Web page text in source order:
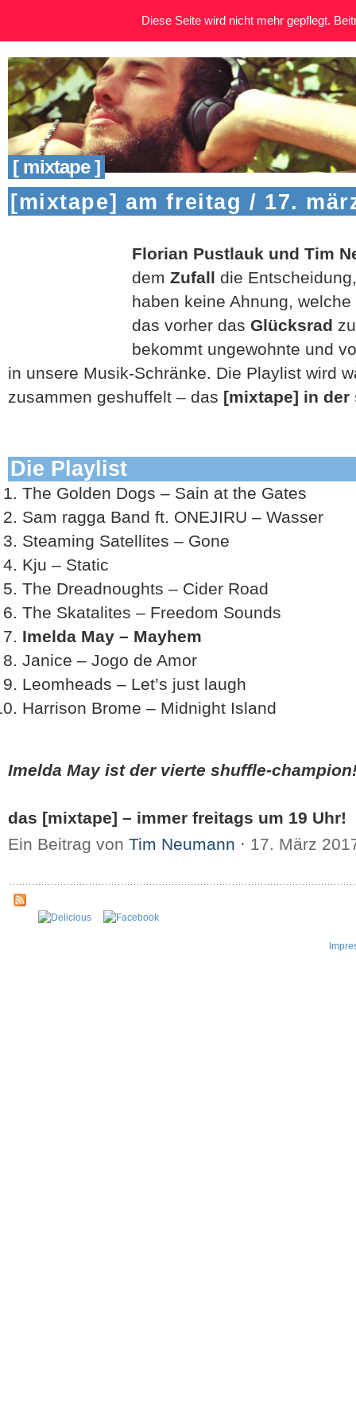
[ mixtape ]
[mixtape] am freitag / 17.
Florian Pustlauk und Tim
dem Zufall die
haben keine Ahnung,
das vorher das Glücksrad
bekommt ungewohnte und
in unsere Musik-Schränke. Die Playlist wird
zusammen geshuffelt – das [mixtape] in
Die Playlist
The Golden Dogs – Sain at the Gates
Sam ragga Band ft. ONEJIRU – Wasser
Steaming Satellites – Gone
Kju – Static
The Dreadnoughts – Cider Road
The Skatalites – Freedom Sounds
Imelda May – Mayhem
Janice – Jogo de Amor
Leomheads – Let’s just laugh
Harrison Brome – Midnight Island
Imelda May ist der vierte shuffle-
das [mixtape] – immer freitags um 19 Uhr!
Ein Beitrag von Tim Neumann ⋅ 17. März
Diese Seite wird nicht mehr gepflegt.